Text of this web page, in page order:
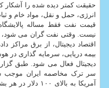
حقیقت کمتر دیده شده را آشکار
انرژی، حمل و نقل، مواد خام و
قیمت نفت فقط مساله
نیست. وقتی نفت گران می شود،
اقتصاد دیجیتال، از برق مراکز
بیمه دریایی، سرمایه گذاری در
دیجیتال فعال می شود. طبق
سر ترک مخاصمه ایران
آمریکا به بالای